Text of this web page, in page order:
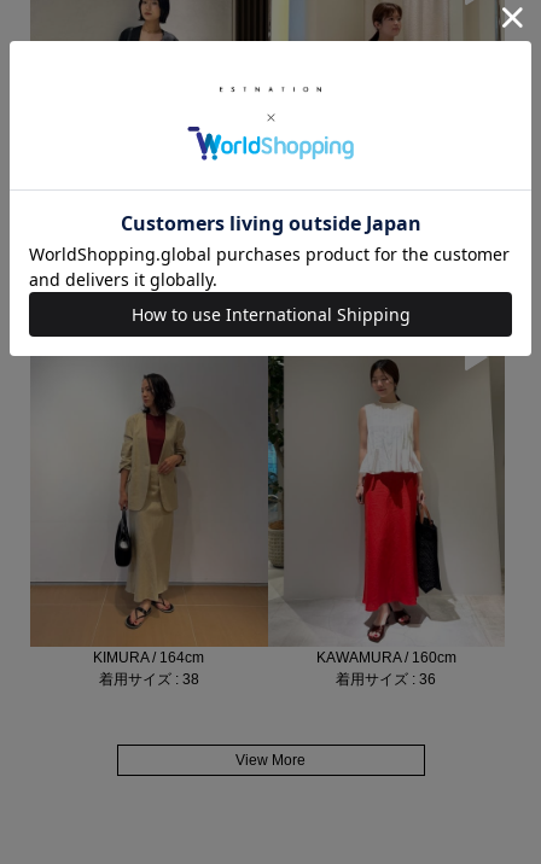
KAWAMURA / 165cm
着用サイズ : 36
TSUJIMATSU / 156cm
着用サイズ : 36
KIMURA / 164cm
着用サイズ : 38
KAWAMURA / 160cm
着用サイズ : 36
View More